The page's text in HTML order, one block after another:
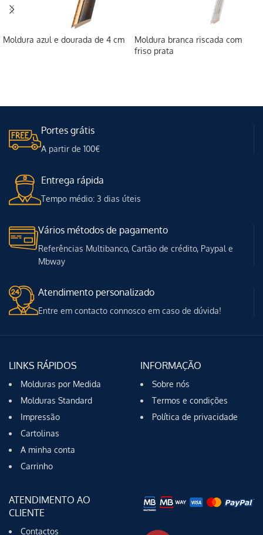
Moldura azul e dourada de 4 cm
Moldura branca riscada com
friso prata
Portes grátis
A partir de 100€
Entrega rápida
Tempo médio: 3 dias úteis
Vários métodos de pagamento
Referências Multibanco, Cartão de crédito, Paypal e
Mbway
Atendimento personalizado
Entre em contacto connosco em caso de dúvida!
LINKS RÁPIDOS
Molduras por Medida
Molduras Standard
Impressão
Cartolinas
A minha conta
Carrinho
INFORMAÇÃO
Sobre nós
Termos e condições
Política de privacidade
ATENDIMENTO AO
CLIENTE
Contactos